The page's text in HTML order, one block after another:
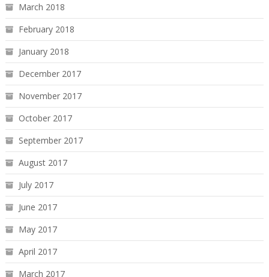
March 2018
February 2018
January 2018
December 2017
November 2017
October 2017
September 2017
August 2017
July 2017
June 2017
May 2017
April 2017
March 2017